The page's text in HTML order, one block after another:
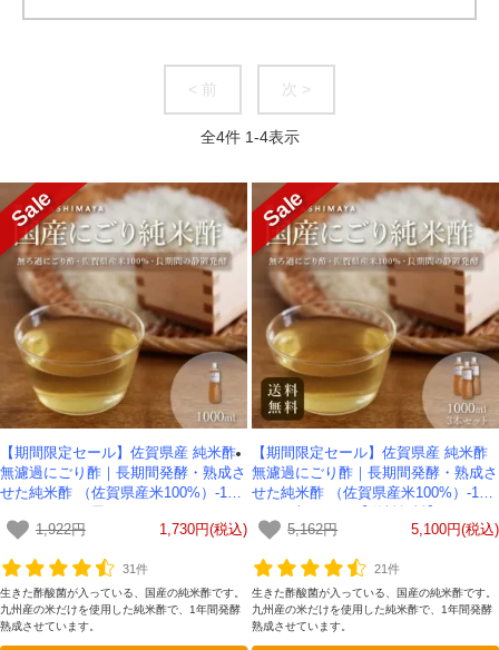
< 前 次 >
全4件 1-4表示
【期間限定セール】佐賀県産 純米酢
無濾過にごり酢｜長期間発酵・熟成さ
せた純米酢 （佐賀県産米100%）-100
1,922円
1,730円(税込)
31件
生きた酢酸菌が入っている、国産の純米酢です。
九州産の米だけを使用した純米酢で、1年間発酵
熟成させています。
【期間限定セール】佐賀県産 純米酢
無濾過にごり酢｜長期間発酵・熟成さ
せた純米酢 （佐賀県産米100%）-100
ま屋 5,162円 5,100円(税込)
21件
生きた酢酸菌が入っている、国産の純米酢です。
九州産の米だけを使用した純米酢で、1年間発酵
熟成させています。